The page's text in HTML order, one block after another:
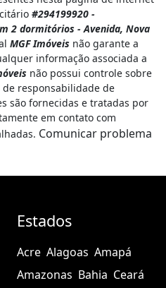
#294199920 -
2 dormitórios - Avenida, Nova
MGF Imóveis não garante a
informação associada a
não possui controle sobre
responsabilidade de
são fornecidas e tratadas por
em contato com
Comunicar problema
Estados
Acre Alagoas Amapá
Amazonas Bahia Ceará